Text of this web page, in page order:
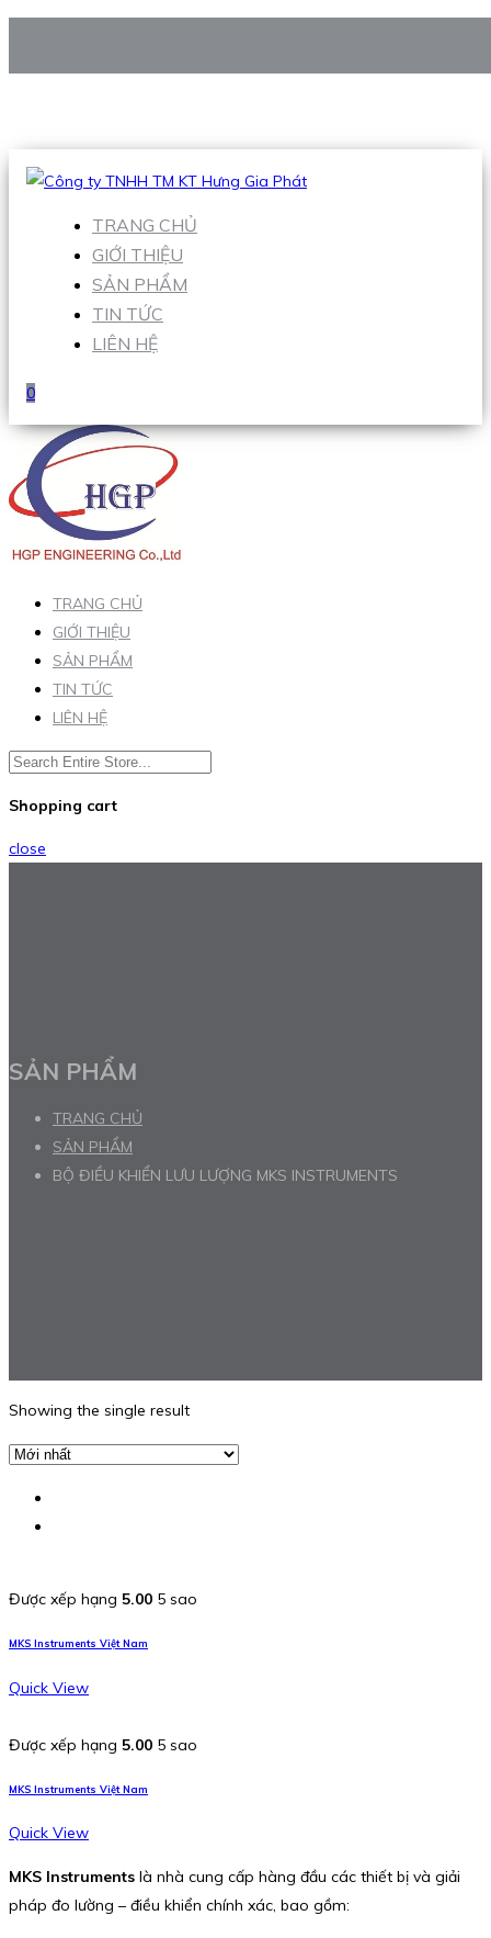
Hotline:0938 906 663
TRANG CHỦ
GIỚI THIỆU
SẢN PHẨM
TIN TỨC
LIÊN HỆ
0
TRANG CHỦ
GIỚI THIỆU
SẢN PHẨM
TIN TỨC
LIÊN HỆ
Shopping cart
close
SẢN PHẨM
TRANG CHỦ
SẢN PHẨM
BỘ ĐIỀU KHIỂN LƯU LƯỢNG MKS INSTRUMENTS
Showing the single result
Được xếp hạng 5.00 5 sao
MKS Instruments Việt Nam
Quick View
Được xếp hạng 5.00 5 sao
MKS Instruments Việt Nam
Quick View
MKS Instruments là nhà cung cấp hàng đầu các thiết bị và giải
pháp đo lường – điều khiển chính xác, bao gồm: